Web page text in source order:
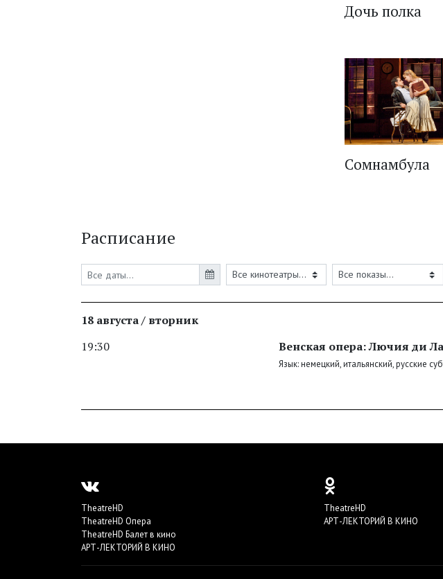
Дочь полка
Сомнамбула
Расписание
18 августа / вторник
19:30
Венская опера: Лючия ди
Язык: немецкий, итальянский, русские
TheatreHD
TheatreHD Опера
TheatreHD Балет в кино
АРТ-ЛЕКТОРИЙ В КИНО
TheatreHD
АРТ-ЛЕКТОРИЙ В КИНО